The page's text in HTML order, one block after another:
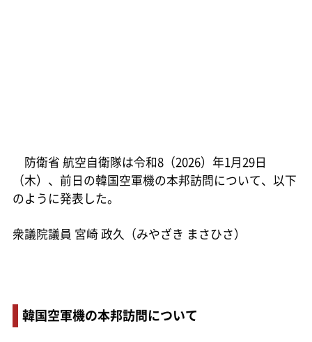
防衛省 航空自衛隊は令和8（2026）年1月29日
（木）、前日の韓国空軍機の本邦訪問について、以下
のように発表した。
衆議院議員 宮崎 政久（みやざき まさひさ）
韓国空軍機の本邦訪問について